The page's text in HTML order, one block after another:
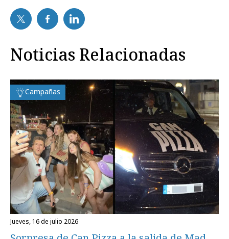
Noticias Relacionadas
Campañas
jueves, 16 de julio 2026